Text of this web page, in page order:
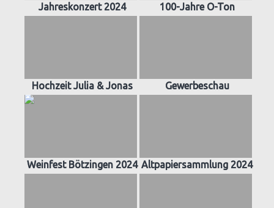
Jahreskonzert 2024 100-Jahre O-Ton
Hochzeit Julia & Jonas Gewerbeschau
Weinfest Bötzingen 2024 Altpapiersammlung 2024